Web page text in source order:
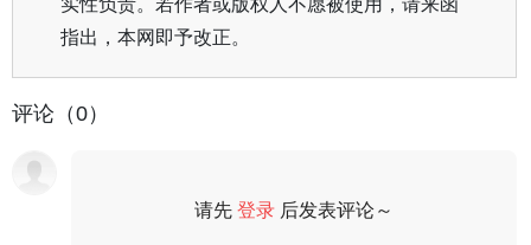
指出，本网即予改正。
评论（0）
请先登录 后发表评论～